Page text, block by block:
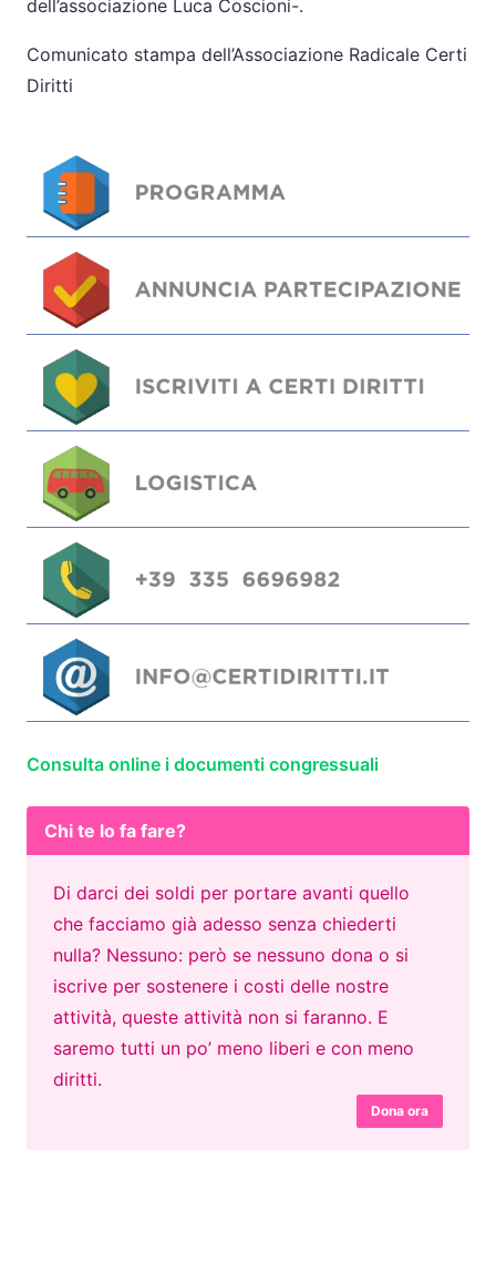
dell’associazione Luca Coscioni-.
Comunicato stampa dell’Associazione Radicale Certi
Diritti
Consulta online i documenti congressuali
Chi te lo fa fare?
Di darci dei soldi per portare avanti quello
che facciamo già adesso senza chiederti
nulla? Nessuno: però se nessuno dona o si
iscrive per sostenere i costi delle nostre
attività, queste attività non si faranno. E
saremo tutti un po’ meno liberi e con meno
diritti.
Dona ora